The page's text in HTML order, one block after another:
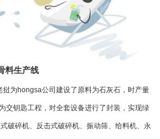
生产线
为hongsa公司建设了原料为石灰石，时产量
交钥匙工程，对全套设备进行了封装，实现绿
破碎机、反击式破碎机、振动筛、给料机、永